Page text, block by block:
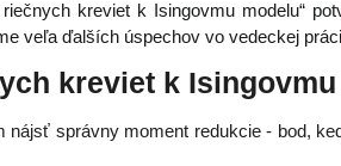
kreviet k Isingovmu modelu“
veľa ďalších úspechov vo vedeckej
kreviet k
správny moment redukcie - bod,